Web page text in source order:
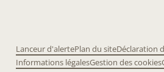
Lanceur d'alertePlan du siteDéclaration
Informations légalesGestion des cookies